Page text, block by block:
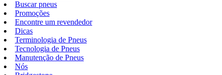
Buscar pneus
Promoções
Encontre um revendedor
Dicas
Terminologia de Pneus
Tecnologia de Pneus
Manutenção de Pneus
Nós